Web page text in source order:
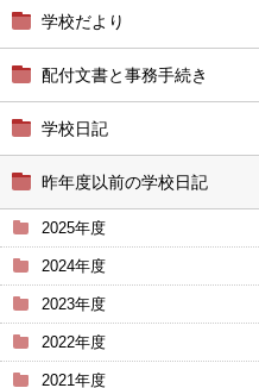
学校だより
配付文書と事務手続き
学校日記
昨年度以前の学校日記
2025年度
2024年度
2023年度
2022年度
2021年度